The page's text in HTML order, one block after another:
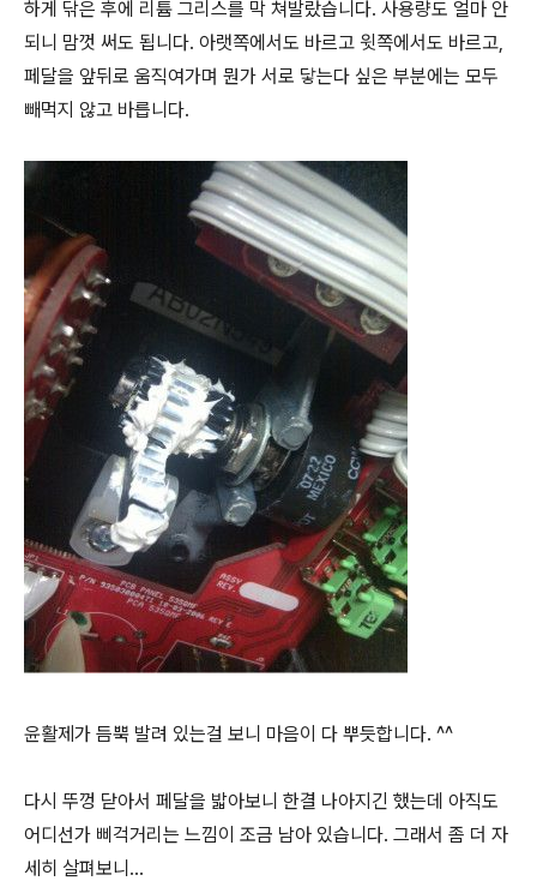
하게 닦은 후에 리튬 그리스를 막 쳐발랐습니다. 사용량도 얼마 안
되니 맘껏 써도 됩니다. 아랫쪽에서도 바르고 윗쪽에서도 바르고,
페달을 앞뒤로 움직여가며 뭔가 서로 닿는다 싶은 부분에는 모두
빼먹지 않고 바릅니다.
윤활제가 듬뿍 발려 있는걸 보니 마음이 다 뿌듯합니다. ^^
다시 뚜껑 닫아서 페달을 밟아보니 한결 나아지긴 했는데 아직도
어디선가 삐걱거리는 느낌이 조금 남아 있습니다. 그래서 좀 더 자
세히 살펴보니...